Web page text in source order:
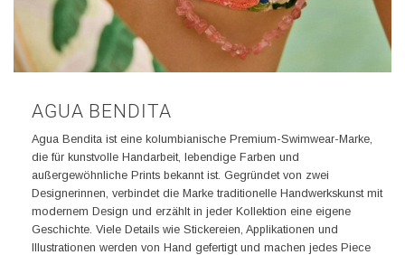
AGUA BENDITA
Agua Bendita ist eine kolumbianische Premium-Swimwear-Marke,
die für kunstvolle Handarbeit, lebendige Farben und
außergewöhnliche Prints bekannt ist. Gegründet von zwei
Designerinnen, verbindet die Marke traditionelle Handwerkskunst mit
modernem Design und erzählt in jeder Kollektion eine eigene
Geschichte. Viele Details wie Stickereien, Applikationen und
Illustrationen werden von Hand gefertigt und machen jedes Piece